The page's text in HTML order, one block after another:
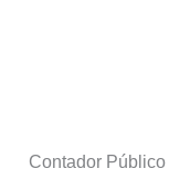
Contador